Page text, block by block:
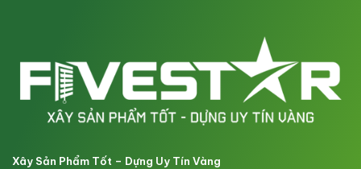
Xây Sản Phẩm Tốt – Dựng Uy Tín Vàng